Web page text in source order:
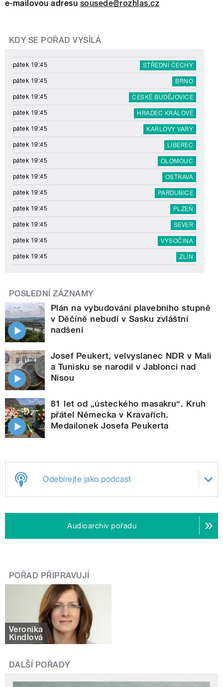
e-mailovou adresu sousede@rozhlas.cz
KDY SE POŘAD VYSÍLÁ
pátek 19:45 STŘEDNÍ ČECHY
pátek 19:45 BRNO
pátek 19:45 ČESKÉ BUDĚJOVICE
pátek 19:45 HRADEC KRÁLOVÉ
pátek 19:45 KARLOVY VARY
pátek 19:45 LIBEREC
pátek 19:45 OLOMOUC
pátek 19:45 OSTRAVA
pátek 19:45 PARDUBICE
pátek 19:45 PLZEŇ
pátek 19:45 SEVER
pátek 19:45 VYSOČINA
pátek 19:45 ZLÍN
POSLEDNÍ ZÁZNAMY
Plán na vybudování plavebního stupně
v Děčíně nebudí v Sasku zvláštní
nadšení
Josef Peukert, velvyslanec NDR v Mali
a Tunisku se narodil v Jablonci nad
Nisou
81 let od „ústeckého masakru“. Kruh
přátel Německa v Kravařích.
Medailonek Josefa Peukerta
Odebírejte jako podcast
Audioarchiv pořadu
POŘAD PŘIPRAVUJÍ
Veronika
Kindlová
DALŠÍ POŘADY